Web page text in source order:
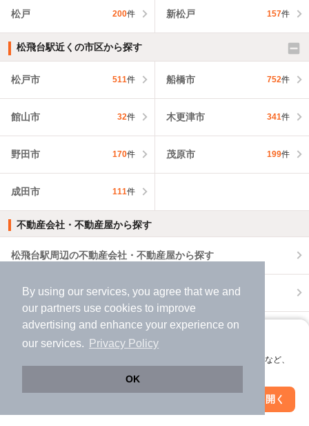
By using our services, you agree that we and
our partners use cookies to improve
advertising and enhance your experience on
our services.
Privacy Policy
OK
アプリに切り替えて、サクサクお部屋探し
会員登録なしですぐ使える。マップ検索やお気に入り保存など、
アプリを開く
松戸 200件 新松戸 157件
松飛台駅近くの市区から探す
松戸市 511件 船橋市 752件
館山市 32件 木更津市 341件
野田市 170件 茂原市 199件
成田市 111件
不動産会社・不動産屋から探す
松飛台駅周辺の不動産会社・不動産屋から探す
松戸市の不動産会社・不動産屋から探す
千葉県の不動産会社・不動産屋から探す
松飛台駅周辺で外壁塗装の業者を探す
絞り込み条件を変更